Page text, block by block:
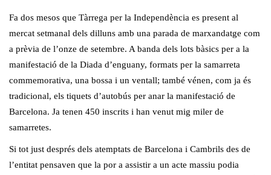
Fa dos mesos que Tàrrega per la Independència es present al
mercat setmanal dels dilluns amb una parada de marxandatge com
a prèvia de l’onze de setembre. A banda dels lots bàsics per a la
manifestació de la Diada d’enguany, formats per la samarreta
commemorativa, una bossa i un ventall; també vénen, com ja és
tradicional, els tiquets d’autobús per anar la manifestació de
Barcelona. Ja tenen 450 inscrits i han venut mig miler de
samarretes.
Si tot just després dels atemptats de Barcelona i Cambrils des de
l’entitat pensaven que la por a assistir a un acte massiu podia